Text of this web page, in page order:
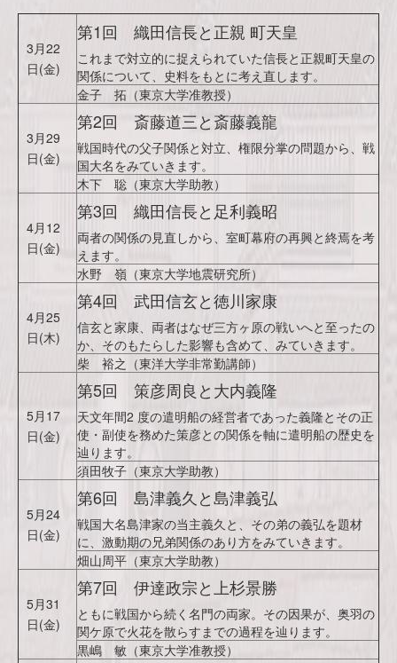
3月22
日(金)
第1回 織田信長と正親 町天皇
これまで対立的に捉えられていた信長と正親町天皇の
関係について、史料をもとに考え直します。
金子 拓（東京大学准教授）
3月29
日(金)
第2回 斎藤道三と斎藤義龍
戦国時代の父子関係と対立、権限分掌の問題から、戦
国大名をみていきます。
木下 聡（東京大学助教）
4月12
日(金)
第3回 織田信長と足利義昭
両者の関係の見直しから、室町幕府の再興と終焉を考
えます。
水野 嶺（東京大学地震研究所）
4月25
日(木)
第4回 武田信玄と徳川家康
信玄と家康、両者はなぜ三方ヶ原の戦いへと至ったの
か、そのもたらした影響も含めて、みていきます。
柴 裕之（東洋大学非常勤講師）
5月17
日(金)
第5回 策彦周良と大内義隆
天文年間2 度の遣明船の経営者であった義隆とその正
使・副使を務めた策彦との関係を軸に遣明船の歴史を
辿ります。
須田牧子（東京大学助教）
5月24
日(金)
第6回 島津義久と島津義弘
戦国大名島津家の当主義久と、その弟の義弘を題材
に、激動期の兄弟関係のあり方をみていきます。
畑山周平（東京大学助教）
5月31
日(金)
第7回 伊達政宗と上杉景勝
ともに戦国から続く名門の両家。その因果が、奥羽の
関ケ原で火花を散らすまでの過程を辿ります。
黒嶋 敏（東京大学准教授）